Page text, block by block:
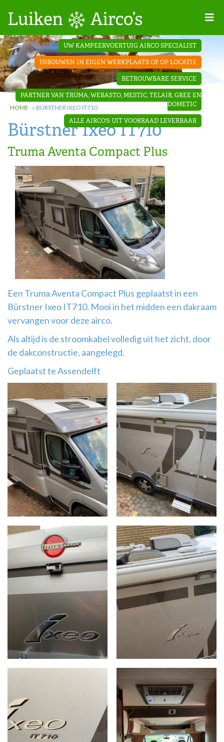
Projecten
Contact
Dakopbouw
airco’s
‘Onder de
bank’ airco’s
‘Teleco
Ultra
Comfort ‘
airco
Airco
montage
UW KAMPEERVOERTUIG AIRCO SPECIALIST
INBOUWEN IN EIGEN WERKPLAATS OF OP LOCATIE
BETROUWBARE SERVICE
PARTNER VAN TRUMA, WEBASTO, MESTIC, TELAIR, GREE EN
DOMETIC
ALLE AIRCO'S UIT VOORRAAD LEVERBAAR
HOME » BÜRSTNER IXEO IT710
Bürstner Ixeo IT710
Truma Aventa Compact Plus
Een Truma Aventa Compact Plus geplaatst in een
Bürstner Ixeo IT710. Mooi in het midden een dakraam
vervangen voor deze airco.
Als altijd is de stroomkabel volledig uit het zicht, door
de dakconstructie, aangelegd.
Geplaatst te Assendelft